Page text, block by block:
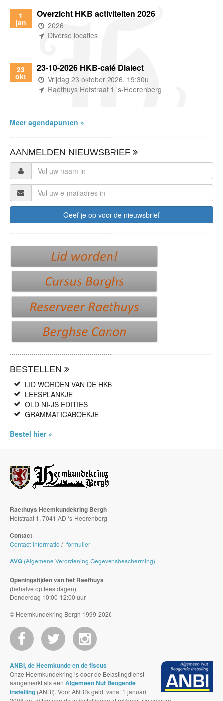
1
jan
Overzicht HKB activiteiten 2026
(wanneer)
2026
(waar)
Diverse locaties
23
okt
23-10-2026 HKB-café Dialect
(wanneer)
Vrijdag 23 oktober 2026, 19:30u
(waar)
Raethuys Hofstraat 1 's-Heerenberg
Meer agendapunten »
AANMELDEN NIEUWSBRIEF
BESTELLEN
LID WORDEN VAN DE HKB
LEESPLANKJE
OLD NI-JS EDITIES
GRAMMATICABOEKJE
Bestel hier »
Raethuys Heemkundekring Bergh
Hofstraat 1, 7041 AD ‘s-Heerenberg
Contact
Contact-informatie /-formulier
AVG (Algemene Verordening Gegevensbescherming)
Openingstijden van het Raethuys
(behalve op feestdagen)
Donderdag 10:00-12:00 uur
© Heemkundekring Bergh 1999-2026
ANBI, de Heemkunde en de fiscus
Onze Heemkundekring is door de Belastingdienst
aangemerkt als een Algemeen Nut Beogende
Instelling (ANBI). Voor ANBI's geldt vanaf 1 januari